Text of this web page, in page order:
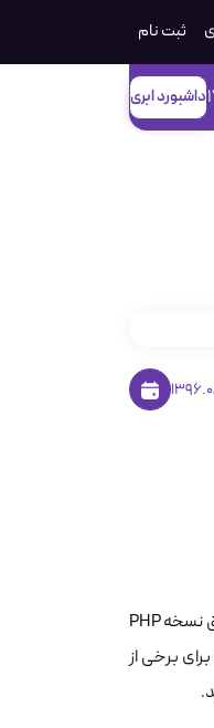
ثبت‌ نام
داشبورد ابری
در صورتی که بر روی هاست ویندزوی از کد های PHP و یا CMS هایی مانند وردپرس استفاده می نمایید ، ممکن است عدم تطابق نسخه PHP
فرض 5.4 می باشد و ممکن است برای برخی از